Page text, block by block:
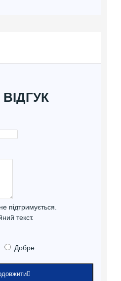
підтримується.
текст.
Добре